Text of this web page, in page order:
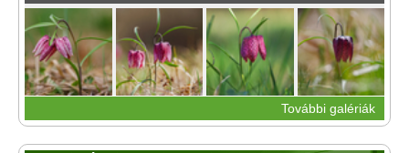
További galériák